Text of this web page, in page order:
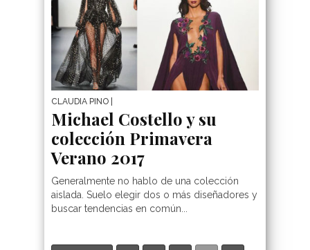
CLAUDIA PINO
Michael Costello y su
colección Primavera
Verano 2017
Generalmente no hablo de una colección
aislada. Suelo elegir dos o más diseñadores y
buscar tendencias en común...